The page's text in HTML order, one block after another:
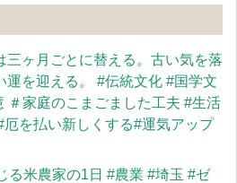
三ヶ月ごとに替える。古い気を落
運を迎える。 #伝統文化 #国学文
＃家庭のこまごました工夫 #生活
厄を払い新しくする#運気アップ
る米農家の1日 #農業 #埼玉 #ゼ